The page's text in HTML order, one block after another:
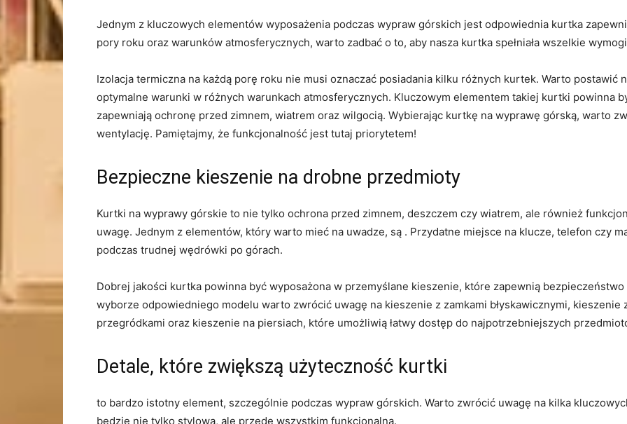
Jednym z kluczowych elementów wyposażenia ⁣podczas wypraw górskich ⁢jest odpowiednia kurtka
pory roku oraz warunków atmosferycznych, ‍warto zadbać o to, aby nasza kurtka spełniała wszelkie
Izolacja termiczna na⁤ każdą ‍porę roku‌ nie musi oznaczać posiadania kilku różnych kurtek. Warto postawić
optymalne⁢ warunki ⁣w‍ różnych warunkach atmosferycznych. Kluczowym elementem takiej kurtki powinna
zapewniają ochronę przed zimnem, ⁢wiatrem oraz wilgocią. Wybierając⁤ kurtkę na ​wyprawę górską, warto
wentylację. Pamiętajmy, że funkcjonalność ⁣jest ‍tutaj priorytetem!
Bezpieczne kieszenie⁣ na ​drobne przedmioty
Kurtki‍ na wyprawy górskie to nie tylko​ ochrona przed zimnem, deszczem czy wiatrem, ale również⁣
uwagę. Jednym z elementów, który warto mieć na uwadze, są . Przydatne miejsce na klucze,‍ telefon czy
podczas trudnej wędrówki po górach.
Dobrej jakości kurtka​ powinna być wyposażona w przemyślane⁢ kieszenie, które zapewnią
wyborze odpowiedniego⁢ modelu ⁣warto⁣ zwrócić uwagę na kieszenie z zamkami błyskawicznymi,
przegródkami oraz​ kieszenie na piersiach, które umożliwią łatwy dostęp do najpotrzebniejszych
Detale, które zwiększą użyteczność kurtki
to bardzo istotny element, szczególnie podczas wypraw górskich. Warto zwrócić ⁤uwagę na kilka
będzie nie ⁢tylko stylowa, ale przede wszystkim funkcjonalna.